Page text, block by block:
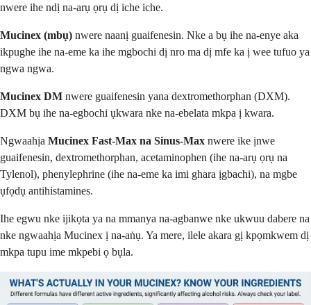
nwere ihe ndị na-arụ ọrụ dị iche iche.
Mucinex (mbụ) nwere naanị guaifenesin. Nke a bụ ihe na-enye aka
ikpughe ihe na-eme ka ihe mgbochi dị nro ma dị mfe ka ị wee tufuo ya
ngwa ngwa.
Mucinex DM nwere guaifenesin yana dextromethorphan (DXM).
DXM bụ ihe na-egbochi ụkwara nke na-ebelata mkpa ị kwara.
Ngwaahịa Mucinex Fast-Max na Sinus-Max nwere ike ịnwe
guaifenesin, dextromethorphan, acetaminophen (ihe na-arụ ọrụ na
Tylenol), phenylephrine (ihe na-eme ka imi ghara ịgbachi), na mgbe
ụfọdụ antihistamines.
Ihe egwu nke ijikọta ya na mmanya na-agbanwe nke ukwuu dabere na
nke ngwaahịa Mucinex ị na-aṅụ. Ya mere, ilele akara gị kpọmkwem dị
mkpa tupu ime mkpebi ọ bụla.